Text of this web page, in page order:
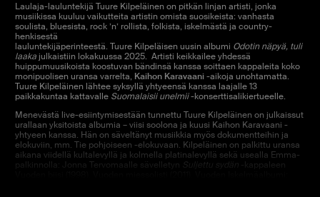
Laulaja-lauluntekijä Tuure Kilpeläinen on pitkän linjan artisti, jonka
musiikissa kuuluu vaikutteita artistin omista suosikeista: vanhasta
soulista, bluesista, rock ’n’ rollista, folkista, iskelmästä ja country-
henkisestä
lauluntekijäperinteestä. Tuure Kilpeläisen uusin albumi Odotin näpyä, tuli
laaka julkaistiin lokakuussa 2025. Artisti keikkailee yhdessä
huippumuusikoista koostuvan bändinsä kanssa soittaen kappaleita koko
monipuolisen uransa varrelta, Kaihon Karavaani-aikoja unohtamatta.
Tuure Kilpeläinen lähtee syksyllä yhtyeensä kanssa laajalle 13
paikkakuntaa kattavalle Suomalaisii unelmii-konserttisalikiertueelle.
Menevästä live-esiintymisestään tunnettu Tuure Kilpeläinen on julkaissut
urallaan yksitoista albumia – viisi soolona ja kuusi Kaihon Karavaani -
yhtyeen kanssa. Hän on säveltänyt musiikkia myös dokumentteihin ja
elokuviin, mm. Tie pohjoiseen -elokuvaan. Kilpeläinen on palkittu uransa
aikana viidellä kultalevyllä ja kolmella platinalevyllä sekä usealla Emma-
palkinnolla: Jonna Tervomaalle sävelletyn
Suljettu sydän -kappaleen